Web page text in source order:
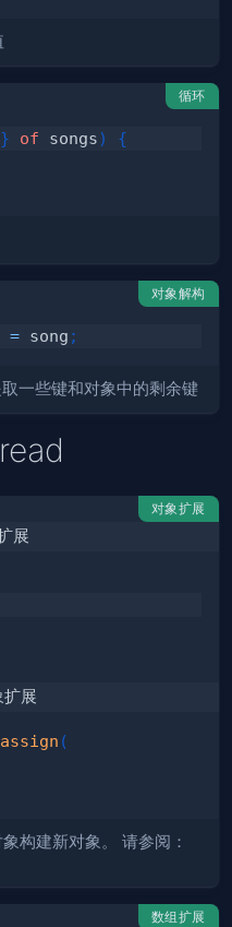
循环
} of songs)
{
对象解构
= song ;
一些键和对象中的剩余键
对象扩展
展
展
assign (
构建新对象。 请参阅：
数组扩展